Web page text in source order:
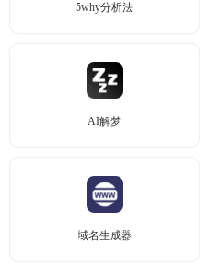
5why分析法
AI解梦
域名生成器